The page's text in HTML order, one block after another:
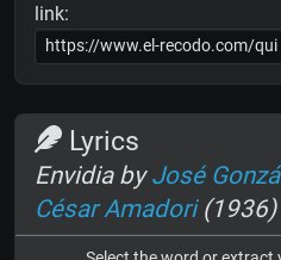
link:
Lyrics
Envidia byJosé
César Amadori(1936)